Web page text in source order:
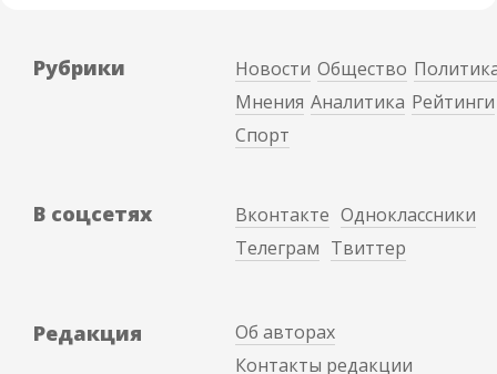
Рубрики Новости Общество
Мнения Аналитика Рейтинги
Спорт
В соцсетях Вконтакте Одноклассники
Телеграм Твиттер
Редакция
Об авторах
Контакты редакции